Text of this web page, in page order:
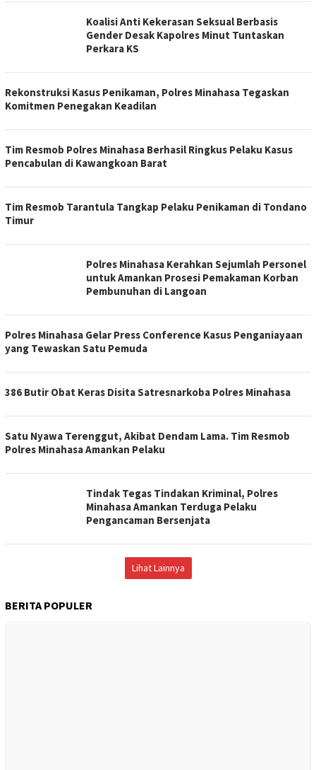
Koalisi Anti Kekerasan Seksual Berbasis
Gender Desak Kapolres Minut Tuntaskan
Perkara KS
Rekonstruksi Kasus Penikaman, Polres Minahasa Tegaskan
Komitmen Penegakan Keadilan
Tim Resmob Polres Minahasa Berhasil Ringkus Pelaku Kasus
Pencabulan di Kawangkoan Barat
Tim Resmob Tarantula Tangkap Pelaku Penikaman di Tondano
Timur
Polres Minahasa Kerahkan Sejumlah Personel
untuk Amankan Prosesi Pemakaman Korban
Pembunuhan di Langoan
Polres Minahasa Gelar Press Conference Kasus Penganiayaan
yang Tewaskan Satu Pemuda
386 Butir Obat Keras Disita Satresnarkoba Polres Minahasa
Satu Nyawa Terenggut, Akibat Dendam Lama. Tim Resmob
Polres Minahasa Amankan Pelaku
Tindak Tegas Tindakan Kriminal, Polres
Minahasa Amankan Terduga Pelaku
Pengancaman Bersenjata
Lihat Lainnya
BERITA POPULER